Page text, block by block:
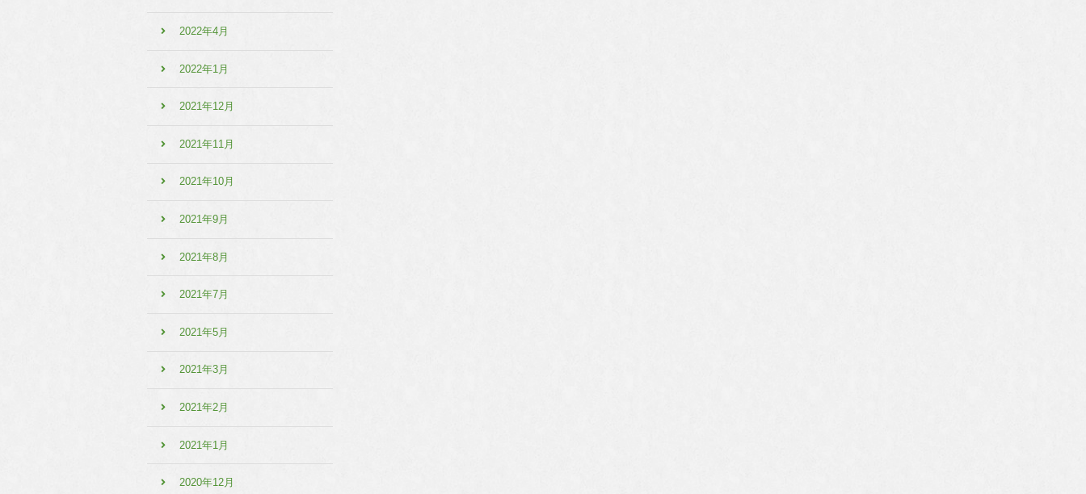
2022年4月
2022年1月
2021年12月
2021年11月
2021年10月
2021年9月
2021年8月
2021年7月
2021年5月
2021年3月
2021年2月
2021年1月
2020年12月